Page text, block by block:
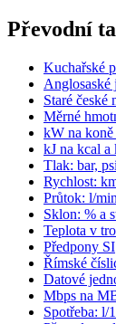
Převodní
Kuchařské
Anglosaské
Staré české
Měrné
kW na
kJ na kcal a
Tlak: bar,
Rychlost:
Průtok: l/
Sklon: % a
Teplota v
Předpony SI
Římské
Datové
Mbps na
Spotřeba: l/